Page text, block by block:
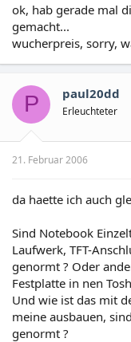
ok, hab gerade mal
gemacht...
wucherpreis, sorry,
P paul20dd
Erleuchteter
21. Februar 2006
da haette ich auch
Sind Notebook
Laufwerk, TFT-
genormt ? Oder
Festplatte in nen
Und wie ist das mit
meine ausbauen,
genormt ?